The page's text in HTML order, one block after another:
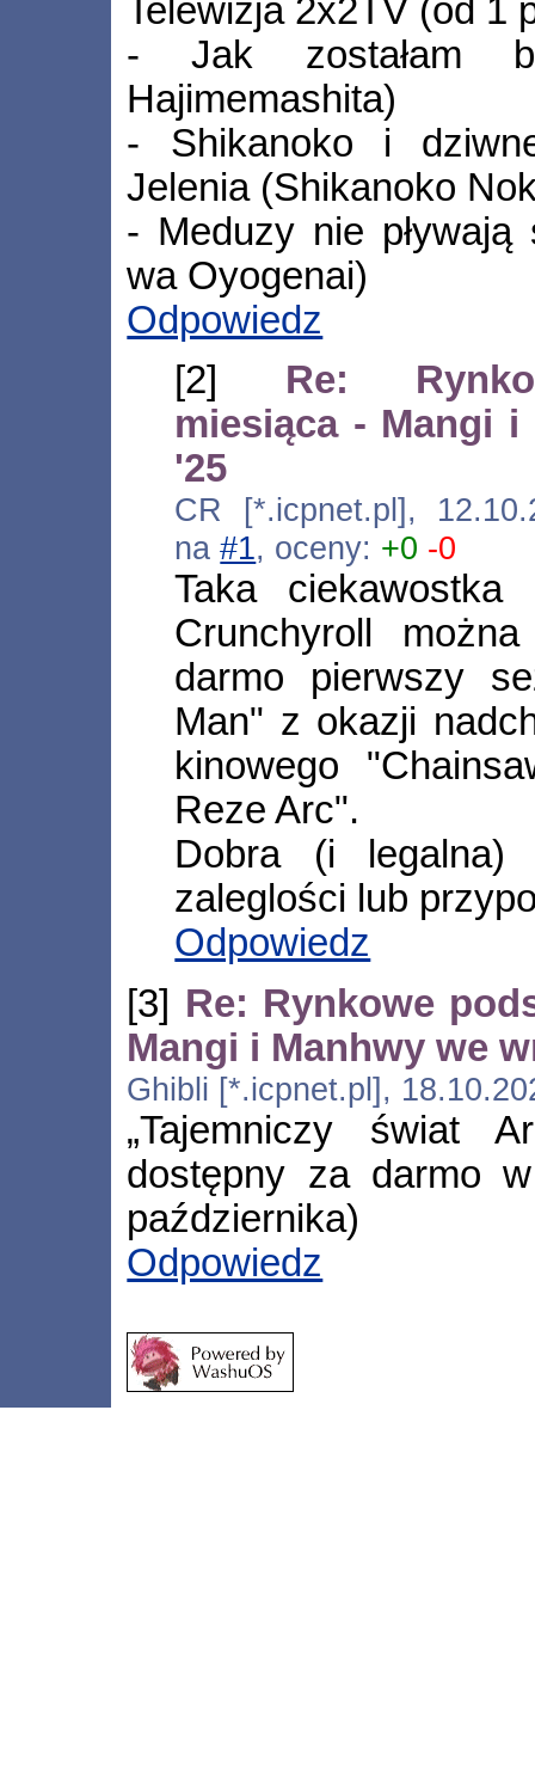
Telewizja 2x2TV (od 1
- Jak zostałam
Hajimemashita)
- Shikanoko i
Jelenia (Shikanoko
- Meduzy nie
wa Oyogenai)
Odpowiedz
[2] Re:
miesiąca - Mangi
'25
CR [*.icpnet.pl],
na#1, oceny: +0 -0
Taka
Crunchyroll
darmo pierwszy
Man" z okazji
kinowego
Reze Arc".
Dobra (i legalna)
zaleglości lub
Odpowiedz
[3] Re: Rynkowe
Mangi i Manhwy we
Ghibli [*.icpnet.pl],
„Tajemniczy świat
dostępny za darmo
października)
Odpowiedz